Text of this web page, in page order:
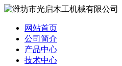
网站首页
公司简介
产品中心
技术中心